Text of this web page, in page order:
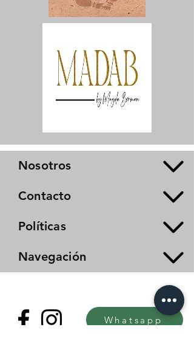
Nosotros
Contacto
Políticas
Navegación
Whatsapp